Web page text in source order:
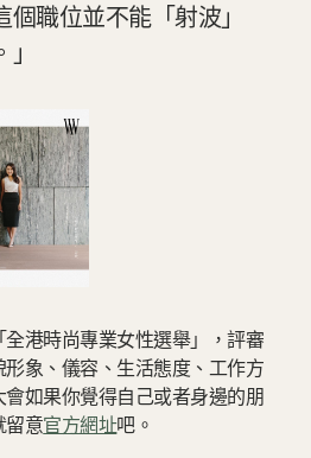
職位並不能「射波」
港時尚專業女性選舉」，評審
象、儀容、生活態度、工作方
如果你覺得自己或者身邊的朋
留意官方網址吧。